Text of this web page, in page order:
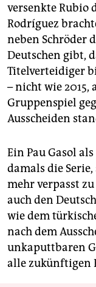
versenkte Rubio
Rodríguez
neben Schröder
Deutschen gibt,
Titelverteidiger
– nicht wie 2015,
Gruppenspiel
Ausscheiden
Ein Pau Gasol
damals die
mehr verpasst
auch den
wie dem
nach dem
unkaputtbaren
alle zukünftigen